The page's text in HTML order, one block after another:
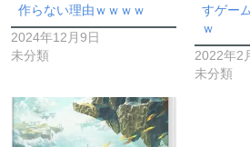
作らない理由ｗｗｗｗ
2024年12月9日
未分類
すゲー
ｗ
2022年2
未分類